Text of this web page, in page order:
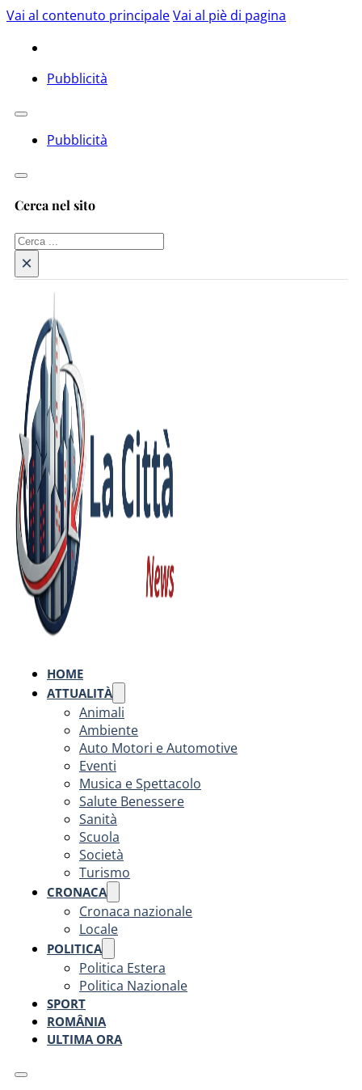
Vai al contenuto principaleVai al piè di pagina
Pubblicità
Pubblicità
Cerca nel sito
Cerca
×
HOME
ATTUALITÀ
Animali
Ambiente
Auto Motori e Automotive
Eventi
Musica e Spettacolo
Salute Benessere
Sanità
Scuola
Società
Turismo
CRONACA
Cronaca nazionale
Locale
POLITICA
Politica Estera
Politica Nazionale
SPORT
ROMÂNIA
ULTIMA ORA